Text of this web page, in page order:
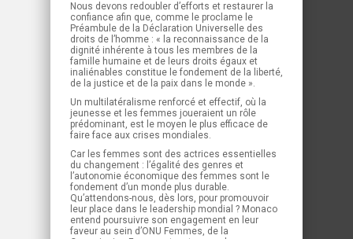
Nous devons redoubler d’efforts et restaurer la
confiance afin que, comme le proclame le
Préambule de la Déclaration Universelle des
droits de l’homme : « la reconnaissance de la
dignité inhérente à tous les membres de la
famille humaine et de leurs droits égaux et
inaliénables constitue le fondement de la liberté,
de la justice et de la paix dans le monde ».
Un multilatéralisme renforcé et effectif, où la
jeunesse et les femmes joueraient un rôle
prédominant, est le moyen le plus efficace de
faire face aux crises mondiales.
Car les femmes sont des actrices essentielles
du changement : l’égalité des genres et
l’autonomie économique des femmes sont le
fondement d’un monde plus durable.
Qu’attendons-nous, dès lors, pour promouvoir
leur place dans le leadership mondial ? Monaco
entend poursuivre son engagement en leur
faveur au sein d’ONU Femmes, de la